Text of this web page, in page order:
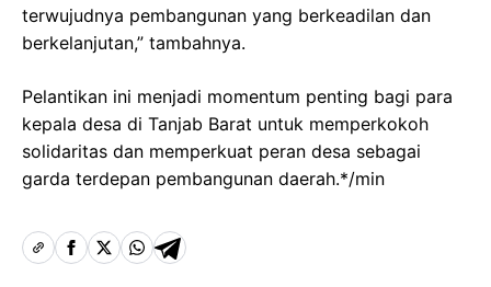
terwujudnya pembangunan yang berkeadilan dan
berkelanjutan,” tambahnya.
Pelantikan ini menjadi momentum penting bagi para
kepala desa di Tanjab Barat untuk memperkokoh
solidaritas dan memperkuat peran desa sebagai
garda terdepan pembangunan daerah.*/min